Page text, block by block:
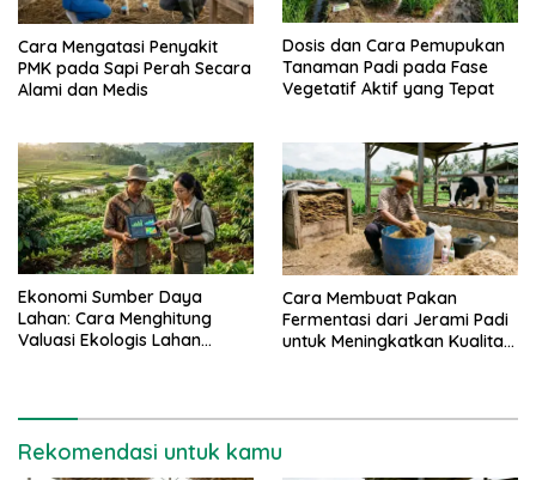
Cara Mengatasi Penyakit
PMK pada Sapi Perah Secara
Alami dan Medis
Dosis dan Cara Pemupukan
Tanaman Padi pada Fase
Vegetatif Aktif yang Tepat
Ekonomi Sumber Daya
Lahan: Cara Menghitung
Valuasi Ekologis Lahan
Cara Membuat Pakan
Fermentasi dari Jerami Padi
untuk Meningkatkan Kualitas
Rekomendasi untuk kamu